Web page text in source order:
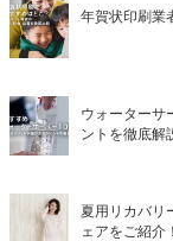
年賀状印刷業
ウォーターサ
ントを徹底解
夏用リカバリ
ェアをご紹介！